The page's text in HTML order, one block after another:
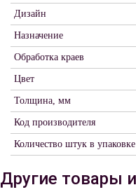
Дизайн
Назначение
Обработка краев
Цвет
Толщина, мм
Код производителя
Количество штук в упаковке
Другие товары